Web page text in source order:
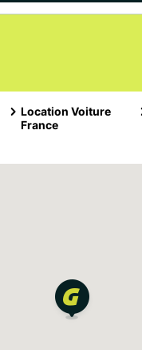
Location Voiture
France